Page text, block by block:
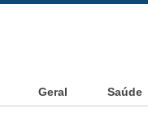
Geral Saúde